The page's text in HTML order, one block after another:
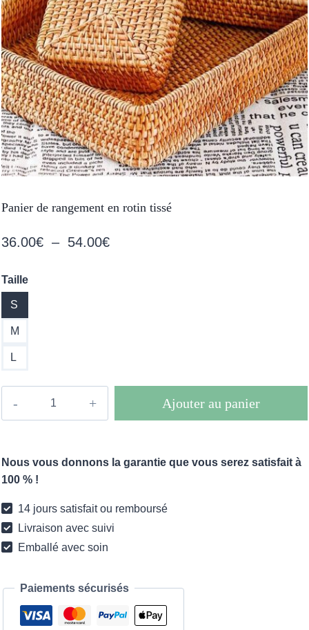
Panier de rangement en rotin tissé
36.00€ – 54.00€Plage
Taille
S
M
L
rangement
en
tissé
Ajouter au panier
Nous vous donnons la garantie que vous serez satisfait à
100 % !
14 jours satisfait ou remboursé
Livraison avec suivi
Emballé avec soin
Paiements sécurisés